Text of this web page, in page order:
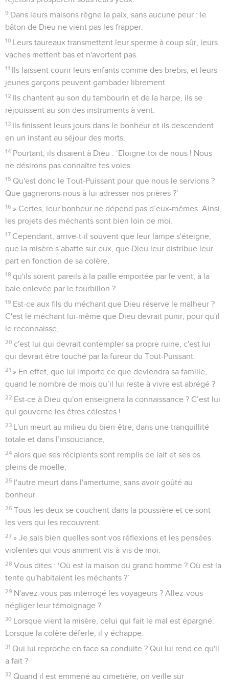
9 Dans leurs maisons règne la paix, sans aucune peur : le
bâton de Dieu ne vient pas les frapper.
10 Leurs taureaux transmettent leur sperme à coup sûr, leurs
vaches mettent bas et n'avortent pas.
11 Ils laissent courir leurs enfants comme des brebis, et leurs
jeunes garçons peuvent gambader librement.
12 Ils chantent au son du tambourin et de la harpe, ils se
réjouissent au son des instruments à vent.
13 Ils finissent leurs jours dans le bonheur et ils descendent
en un instant au séjour des morts.
14 Pourtant, ils disaient à Dieu : ‘Eloigne-toi de nous ! Nous
ne désirons pas connaître tes voies.
15 Qu'est donc le Tout-Puissant pour que nous le servions ?
Que gagnerons-nous à lui adresser nos prières ?’
16 » Certes, leur bonheur ne dépend pas d’eux-mêmes. Ainsi,
les projets des méchants sont bien loin de moi.
17 Cependant, arrive-t-il souvent que leur lampe s'éteigne,
que la misère s’abatte sur eux, que Dieu leur distribue leur
part en fonction de sa colère,
18 qu'ils soient pareils à la paille emportée par le vent, à la
bale enlevée par le tourbillon ?
19 Est-ce aux fils du méchant que Dieu réserve le malheur ?
C'est le méchant lui-même que Dieu devrait punir, pour qu'il
le reconnaisse,
20 c'est lui qui devrait contempler sa propre ruine, c'est lui
qui devrait être touché par la fureur du Tout-Puissant.
21 » En effet, que lui importe ce que deviendra sa famille,
quand le nombre de mois qu’il lui reste à vivre est abrégé ?
22 Est-ce à Dieu qu'on enseignera la connaissance ? C’est lui
qui gouverne les êtres célestes !
23 L'un meurt au milieu du bien-être, dans une tranquillité
totale et dans l’insouciance,
24 alors que ses récipients sont remplis de lait et ses os
pleins de moelle,
25 l'autre meurt dans l'amertume, sans avoir goûté au
bonheur.
26 Tous les deux se couchent dans la poussière et ce sont
les vers qui les recouvrent.
27 » Je sais bien quelles sont vos réflexions et les pensées
violentes qui vous animent vis-à-vis de moi.
28 Vous dites : ‘Où est la maison du grand homme ? Où est la
tente qu'habitaient les méchants ?’
29 N'avez-vous pas interrogé les voyageurs ? Allez-vous
négliger leur témoignage ?
30 Lorsque vient la misère, celui qui fait le mal est épargné.
Lorsque la colère déferle, il y échappe.
31 Qui lui reproche en face sa conduite ? Qui lui rend ce qu'il
a fait ?
32 Quand il est emmené au cimetière, on veille sur